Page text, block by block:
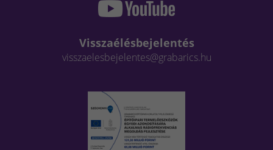
Visszaélésbejelentés
visszaelesbejelentes@grabarics.hu